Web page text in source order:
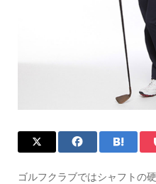
ゴルフクラブではシャフトの